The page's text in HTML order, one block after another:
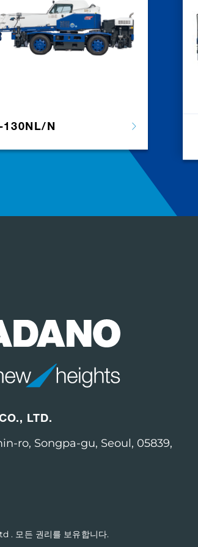
130NL/N
LTD.
ro, Songpa-gu, Seoul, 05839,
. 모든 권리를 보유합니다.